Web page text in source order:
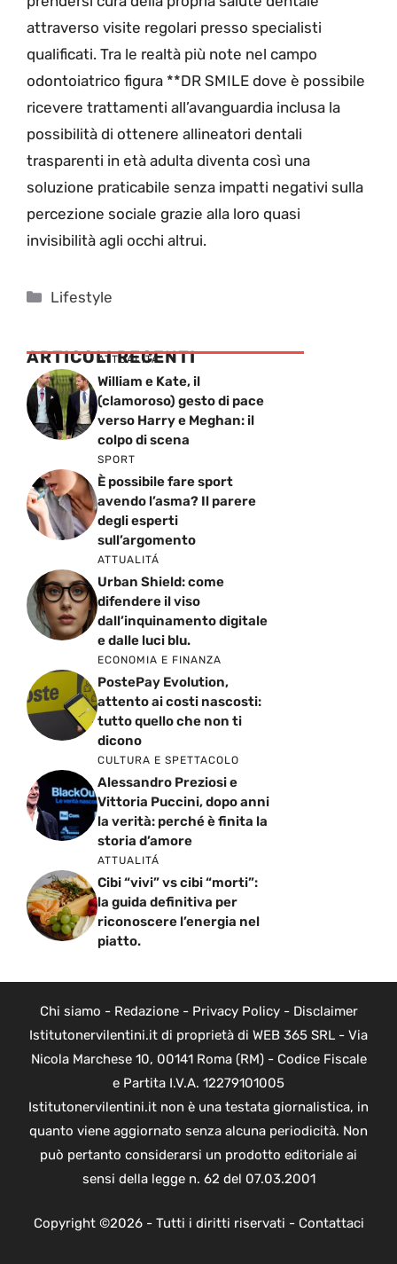
attraverso visite regolari presso specialisti
qualificati. Tra le realtà più note nel campo
odontoiatrico figura **DR SMILE dove è possibile
ricevere trattamenti all’avanguardia inclusa la
possibilità di ottenere allineatori dentali
trasparenti in età adulta diventa così una
soluzione praticabile senza impatti negativi sulla
percezione sociale grazie alla loro quasi
invisibilità agli occhi altrui.
Categorie
Lifestyle
ARTICOLI RECENTI
ATTUALITÁ
William e Kate, il
(clamoroso) gesto di pace
verso Harry e Meghan: il
colpo di scena
SPORT
È possibile fare sport
avendo l’asma? Il parere
degli esperti
sull’argomento
ATTUALITÁ
Urban Shield: come
difendere il viso
dall’inquinamento digitale
e dalle luci blu.
ECONOMIA E FINANZA
PostePay Evolution,
attento ai costi nascosti:
tutto quello che non ti
dicono
CULTURA E SPETTACOLO
Alessandro Preziosi e
Vittoria Puccini, dopo anni
la verità: perché è finita la
storia d’amore
ATTUALITÁ
Cibi “vivi” vs cibi “morti”:
la guida definitiva per
riconoscere l’energia nel
piatto.
Chi siamo - Redazione- Privacy Policy- Disclaimer
Istitutonervilentini.it di proprietà di WEB 365 SRL - Via
Nicola Marchese 10, 00141 Roma (RM) - Codice Fiscale
e Partita I.V.A. 12279101005
Istitutonervilentini.it non è una testata giornalistica, in
quanto viene aggiornato senza alcuna periodicità. Non
può pertanto considerarsi un prodotto editoriale ai
sensi della legge n. 62 del 07.03.2001
Copyright ©2026 - Tutti i diritti riservati - Contattaci